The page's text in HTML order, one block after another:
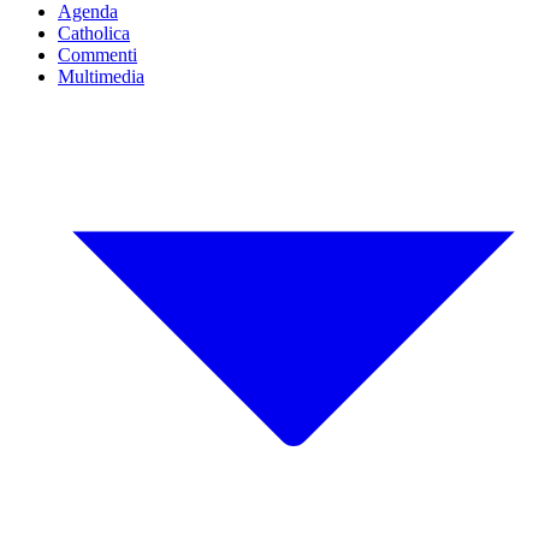
Agenda
Catholica
Commenti
Multimedia